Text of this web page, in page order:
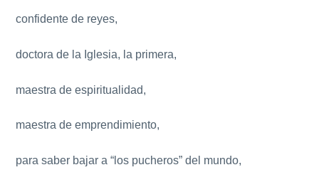
confidente de reyes,
doctora de la Iglesia, la primera,
maestra de espiritualidad,
maestra de emprendimiento,
para saber bajar a “los pucheros” del mundo,